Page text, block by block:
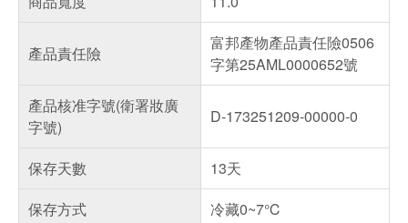
產品責任險
富邦產物產品責任險0506
字第25AML0000652號
產品核准字號(衛署妝廣
字號)
D-173251209-00000-0
保存天數
13天
保存方式
冷藏0~7℃